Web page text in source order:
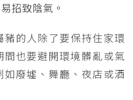
招致陰氣。
的人除了要保持住家環
也要避開環境髒亂或氣
廢墟、舞廳、夜店或酒